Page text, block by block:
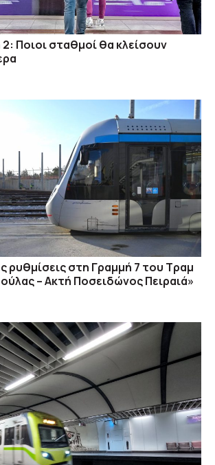
Ποιοι σταθμοί θα κλείσουν
ρυθμίσεις στη Γραμμή 7 του Τραμ
– Ακτή Ποσειδώνος Πειραιά»